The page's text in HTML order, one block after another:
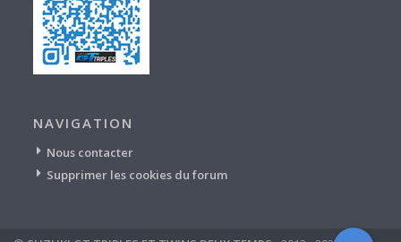
NAVIGATION
Nous contacter
Supprimer les cookies du forum